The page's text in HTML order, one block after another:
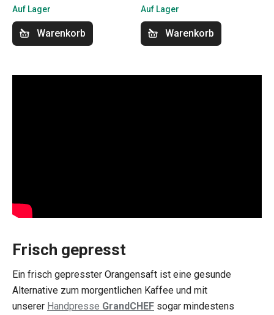
Auf Lager
Warenkorb
Auf Lager
Warenkorb
Frisch gepresst
Ein frisch gepresster Orangensaft ist eine gesunde
Alternative zum morgentlichen Kaffee und mit
unserer Handpresse GrandCHEF sogar mindestens